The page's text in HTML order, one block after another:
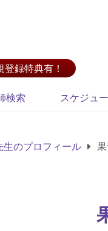
録特典有！
検索 スケジュ
生のプロフィール